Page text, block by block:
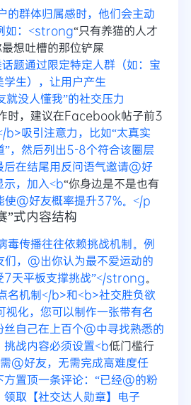
的群体归属感时，他们会主动
如：<strong“只有养猫的人才
想吐槽的那位铲屎
题通过限定特定人群（如：宝
生），让用户产生
没人懂我”的社交压力
时，建议在Facebook帖子前3
b>吸引注意力，比如“太真实
”，然后列出5-8个符合该圈层
在结尾用反问语气邀请@好
示，加入<b“你身边是不是也有
使@好友概率提升37%。</p
”式内容结构
传播往往依赖挑战机制。例
，@出你认为最不爱运动的
7天平板支撑挑战”</strong。
名机制</b>和<b>社交胜负欲
化，您可以制作一张带有名
丝自己在上百个@中寻找熟悉的
战内容必须设置<b低门槛行
好友，无需完成高难度任
置顶一条评论：“已经@的粉
取【社交达人勋章】电子